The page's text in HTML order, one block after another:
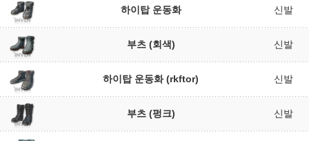
하이탑 운동화 신발
부츠 (회색) 신발
하이탑 운동화 (rkftor) 신발
부츠 (펑크) 신발